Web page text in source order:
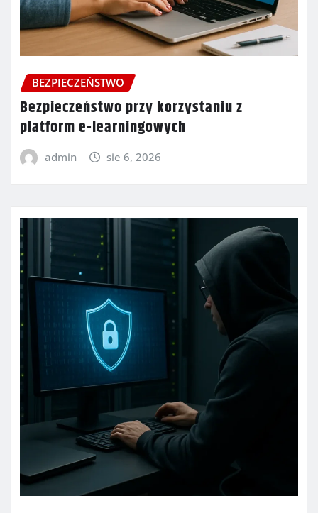
BEZPIECZEŃSTWO
Bezpieczeństwo przy korzystaniu z
platform e-learningowych
admin sie 6, 2026